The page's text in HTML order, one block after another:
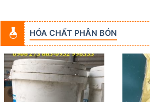
HÓA CHẤT PHÂN BÓN
Add to
wishlist